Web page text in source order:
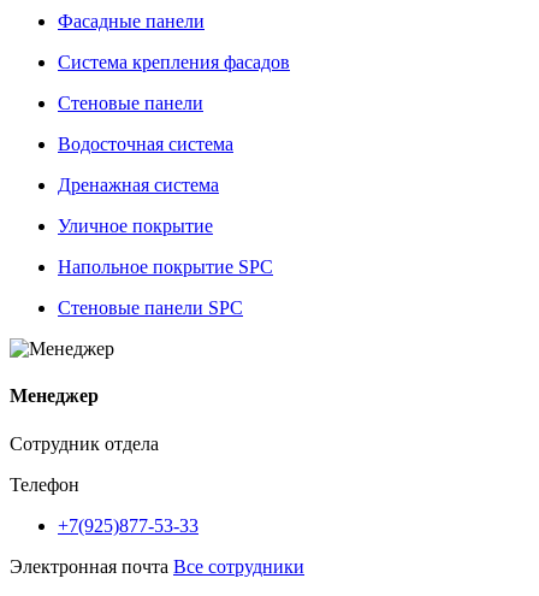
Фасадные панели
Система крепления фасадов
Стеновые панели
Водосточная система
Дренажная система
Уличное покрытие
Напольное покрытие SPC
Стеновые панели SPC
Менеджер
Сотрудник отдела
Телефон
+7(925)877-53-33
Электронная почта Все сотрудники